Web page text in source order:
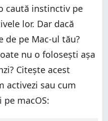
caută instinctiv pe
lor. Dar dacă
de pe Mac-ul tău?
nu o folosești așa
Citește acest
activezi sau cum
macOS: